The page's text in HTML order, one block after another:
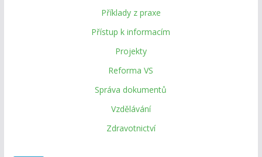
Příklady z praxe
Přístup k informacím
Projekty
Reforma VS
Správa dokumentů
Vzdělávání
Zdravotnictví